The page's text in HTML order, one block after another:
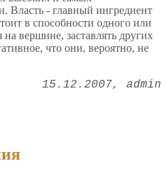
Власть - главный ингредиент
в способности одного или
вершине, заставлять других
что они, вероятно, не
15.12.2007 admin